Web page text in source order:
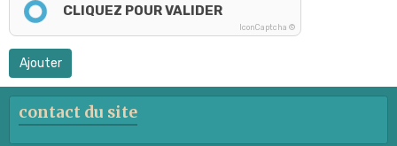
CLIQUEZ POUR VALIDER
IconCaptcha ©
Ajouter
contact du site